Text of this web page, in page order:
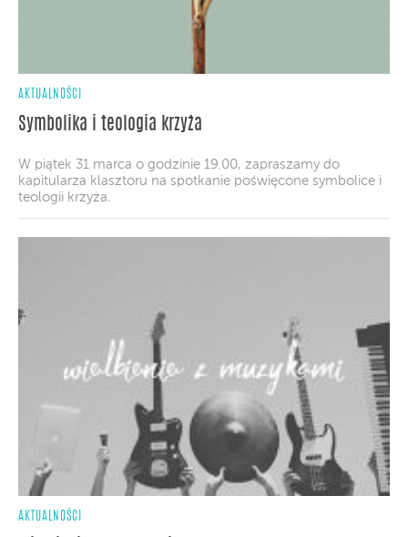
AKTUALNOŚCI
Symbolika i teologia krzyża
W piątek 31 marca o godzinie 19.00, zapraszamy do
kapitularza klasztoru na spotkanie poświęcone symbolice i
teologii krzyża.
AKTUALNOŚCI